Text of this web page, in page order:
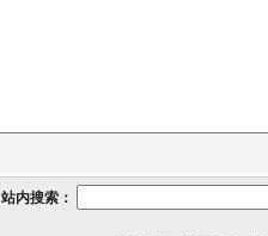
站内搜索：